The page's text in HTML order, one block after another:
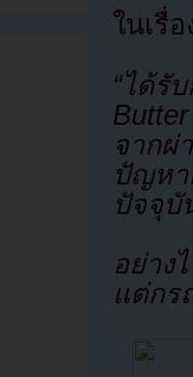
ในเรื่
“ได้รั
จากผ่
ปัญหา
ปัจจุบั
อย่าง
แต่กร